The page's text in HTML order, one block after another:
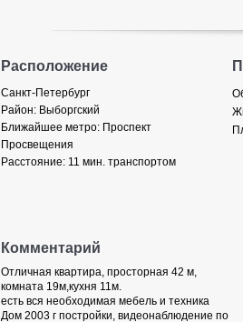
Расположение
Санкт-Петербург
Район: Выборгский
Ближайшее метро: Проспект
Просвещения
Расстояние: 11 мин. транспортом
Комментарий
Отличная квартира, просторная 42 м,
комната 19м,кухня 11м.
есть вся необходимая мебель и техника
Дом 2003 г постройки, видеонаблюдение по